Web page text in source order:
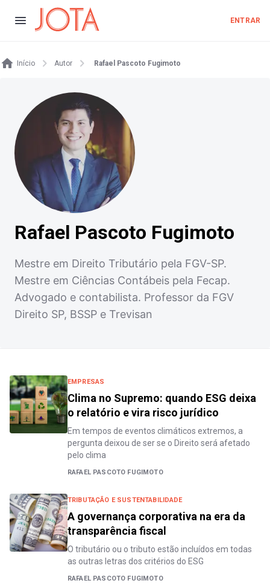
ENTRAR
Início Autor Rafael Pascoto Fugimoto
Rafael Pascoto Fugimoto
Mestre em Direito Tributário pela FGV-SP.
Mestre em Ciências Contábeis pela Fecap.
Advogado e contabilista. Professor da FGV
Direito SP, BSSP e Trevisan
EMPRESAS
Clima no Supremo: quando ESG deixa
o relatório e vira risco jurídico
Em tempos de eventos climáticos extremos, a
pergunta deixou de ser se o Direito será afetado
pelo clima
RAFAEL PASCOTO FUGIMOTO
TRIBUTAÇÃO E SUSTENTABILIDADE
A governança corporativa na era da
transparência fiscal
O tributário ou o tributo estão incluídos em todas
as outras letras dos critérios do ESG
RAFAEL PASCOTO FUGIMOTO